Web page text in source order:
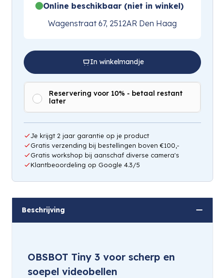
Online beschikbaar (niet in winkel)
Wagenstraat 67, 2512AR Den Haag
In winkelmandje
Reservering voor 10% - betaal restant
later
Je krijgt 2 jaar garantie op je product
Gratis verzending bij bestellingen boven €100,-
Gratis workshop bij aanschaf diverse camera's
Klantbeoordeling op Google 4.3/5
Beschrijving
OBSBOT Tiny 3 voor scherp en
soepel videobellen